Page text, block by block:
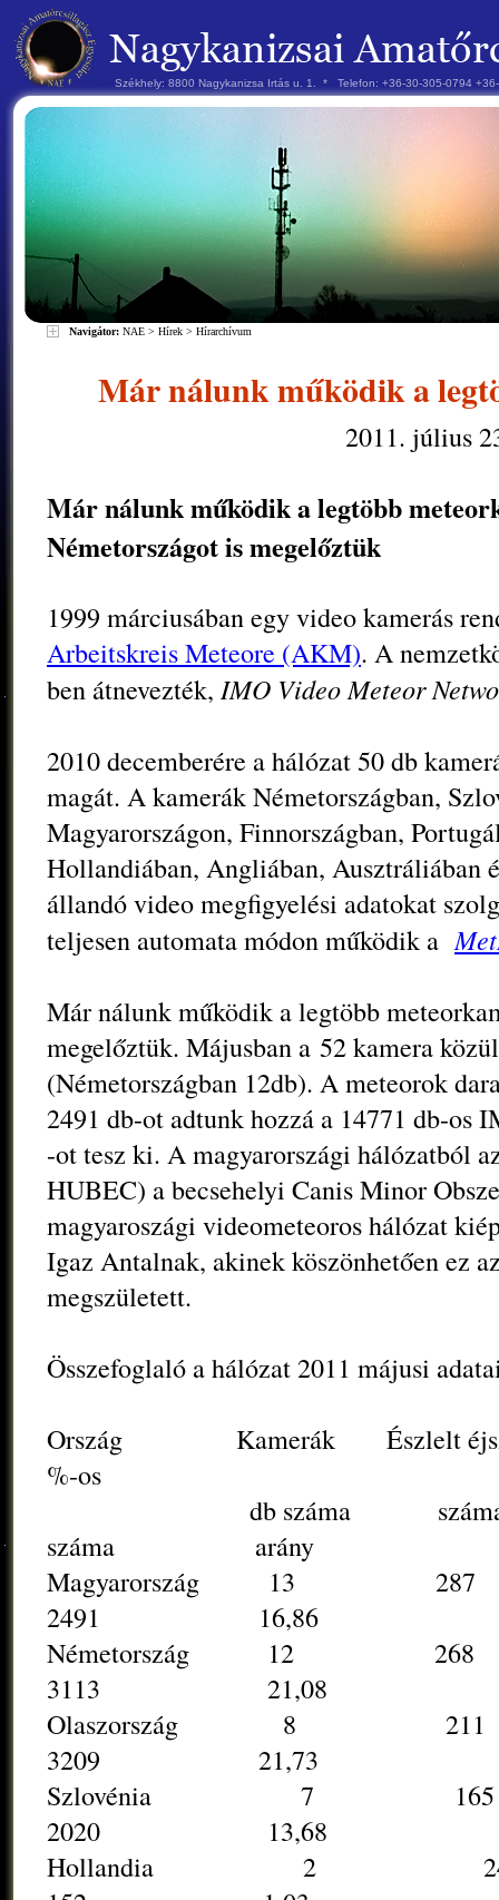
Székhely: 8800 Nagykanizsa Irtás u. 1. * Telefon: +36-30-305-0794
Navigátor: NAE > Hírek > Hírarchívum
Már nálunk működik a
2011. július
Már nálunk működik a legtöbb
Németországot is megelőztük
1999 márciusában egy video kamerás
Arbeitskreis Meteore (AKM). A
ben átnevezték, IMO Video Meteor
2010 decemberére a hálózat 50 db
magát. A kamerák Németországban,
Magyarországon, Finnországban,
Hollandiában, Angliában, Ausztráliában
állandó video megfigyelési adatokat
teljesen automata módon működik a
Már nálunk működik a legtöbb
megelőztük. Májusban a 52 kamera
(Németországban 12db). A meteorok
2491 db-ot adtunk hozzá a 14771 db-os
-ot tesz ki. A magyarországi hálózatból
HUBEC) a becsehelyi Canis Minor
magyaroszági videometeoros hálózat
Igaz Antalnak, akinek köszönhetően ez
megszületett.
Összefoglaló a hálózat 2011 májusi
Ország Kamerák Észlelt
%-os
db száma
száma arány
Magyarország
2491 16,86
Németország
3113 21,08
Olaszország
3209 21,73
Szlovénia
2020 13,68
Hollandia